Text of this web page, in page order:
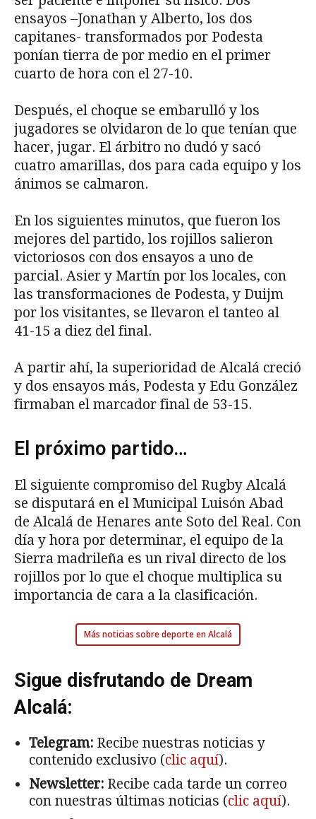
ensayos –Jonathan y Alberto, los dos
capitanes- transformados por Podesta
ponían tierra de por medio en el primer
cuarto de hora con el 27-10.
Después, el choque se embarulló y los
jugadores se olvidaron de lo que tenían que
hacer, jugar. El árbitro no dudó y sacó
cuatro amarillas, dos para cada equipo y los
ánimos se calmaron.
En los siguientes minutos, que fueron los
mejores del partido, los rojillos salieron
victoriosos con dos ensayos a uno de
parcial. Asier y Martín por los locales, con
las transformaciones de Podesta, y Duijm
por los visitantes, se llevaron el tanteo al
41-15 a diez del final.
A partir ahí, la superioridad de Alcalá creció
y dos ensayos más, Podesta y Edu González
firmaban el marcador final de 53-15.
El próximo partido…
El siguiente compromiso del Rugby Alcalá
se disputará en el Municipal Luisón Abad
de Alcalá de Henares ante Soto del Real. Con
día y hora por determinar, el equipo de la
Sierra madrileña es un rival directo de los
rojillos por lo que el choque multiplica su
importancia de cara a la clasificación.
Más noticias sobre deporte en Alcalá
Sigue disfrutando de Dream
Alcalá:
Telegram: Recibe nuestras noticias y
contenido exclusivo (clic aquí).
Newsletter: Recibe cada tarde un correo
con nuestras últimas noticias (clic aquí).